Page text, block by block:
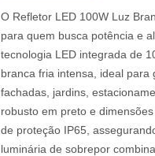
O Refletor LED 100W Luz
para quem busca potência e
tecnologia LED integrada de
branca fria intensa, ideal para
fachadas, jardins,
robusto em preto e
de proteção IP65,
luminária de sobrepor